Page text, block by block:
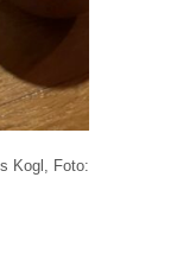
Kogl, Foto: